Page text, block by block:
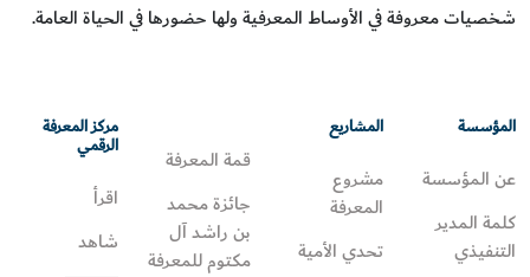
شخصيات معروفة في الأوساط المعرفية ولها حضورها في الحياة العامة.
المؤسسة
عن المؤسسة
كلمة المدير
التنفيذي
المشاريع
مشروع
المعرفة
تحدي الأمية
قمة المعرفة
جائزة محمد
بن راشد آل
مكتوم للمعرفة
مركز المعرفة
الرقمي
اقرأ
شاهد